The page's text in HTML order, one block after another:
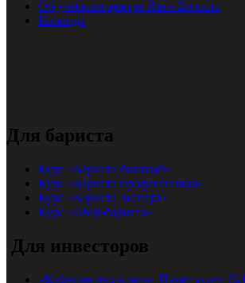
Об учебном центре Лиге Бариста
Команда
Для бариста
Курс «Бариста базовый»
Курс «Бариста профессионал»
Курс «Бариста эксперт»
Курс «Шеф-бариста»
Для инвесторов
«Кофейня под ключ». Пакет услуг №1